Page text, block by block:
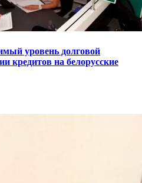
уровень долговой
кредитов на белорусские